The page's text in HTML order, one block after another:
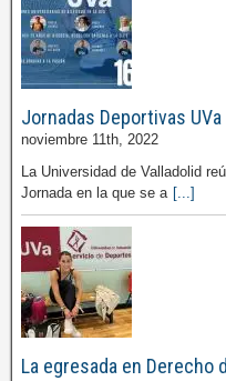
Jornadas Deportivas UVa
noviembre 11th, 2022
La Universidad de Valladolid
Jornada en la que se a [...]
La egresada en Derecho